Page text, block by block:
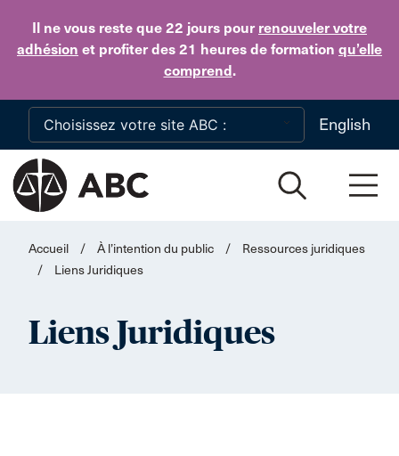
Il ne vous reste que 22 jours pour renouveler votre
adhésion et profiter des 21 heures de formation qu’elle
comprend.
Skip to main content
English
Accueil / À l’intention du public /
Ressources juridiques
/
Liens Juridiques
Liens Juridiques